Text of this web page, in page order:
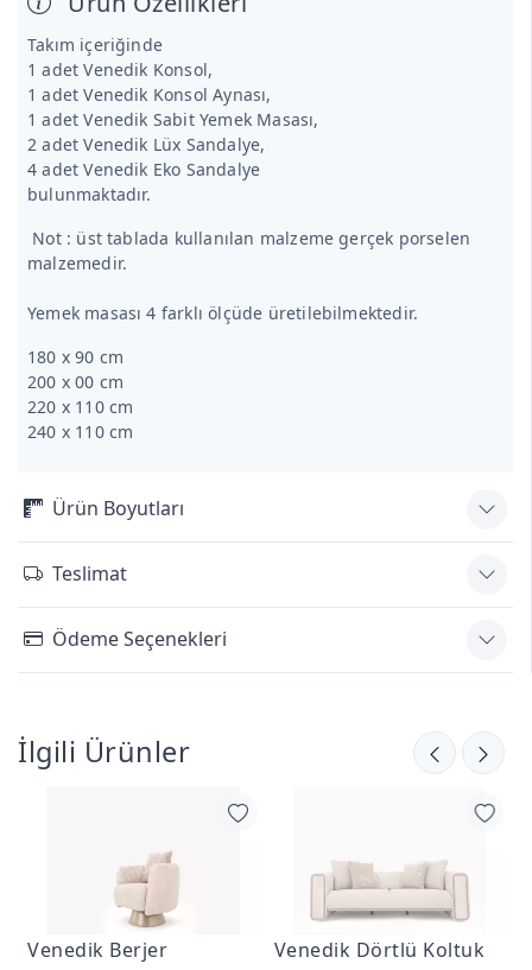
Takım içeriğinde
1 adet Venedik Konsol,
1 adet Venedik Konsol Aynası,
1 adet Venedik Sabit Yemek Masası,
2 adet Venedik Lüx Sandalye,
4 adet Venedik Eko Sandalye
bulunmaktadır.
Not : üst tablada kullanılan malzeme gerçek porselen
malzemedir.
Yemek masası 4 farklı ölçüde üretilebilmektedir.
180 x 90 cm
200 x 00 cm
220 x 110 cm
240 x 110 cm
Ürün Boyutları
Teslimat
Ödeme Seçenekleri
İlgili Ürünler
Venedik Berjer Venedik Dörtlü Koltuk